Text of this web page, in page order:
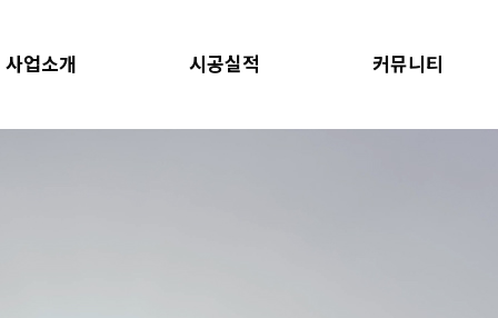
사업소개 시공실적 커뮤니티